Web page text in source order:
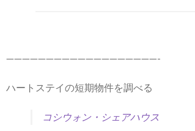
———————————————————-
ハートステイの短期物件を調べる
コシウォン・シェアハウス